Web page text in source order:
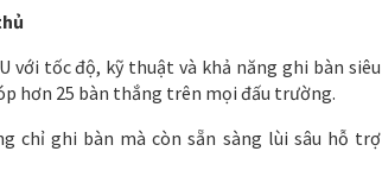
với tốc độ, kỹ thuật và khả năng ghi bàn siêu
hơn 25 bàn thắng trên mọi đấu trường.
chỉ ghi bàn mà còn sẵn sàng lùi sâu hỗ trợ